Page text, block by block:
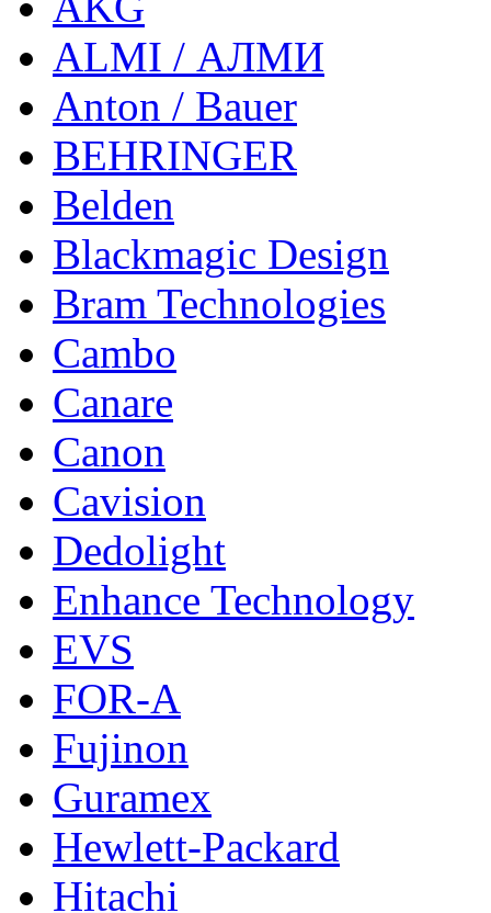
ALMI / АЛМИ
Anton / Bauer
BEHRINGER
Belden
Blackmagic Design
Bram Technologies
Cambo
Canare
Canon
Cavision
Dedolight
Enhance Technology
EVS
FOR-A
Fujinon
Guramex
Hewlett-Packard
Hitachi